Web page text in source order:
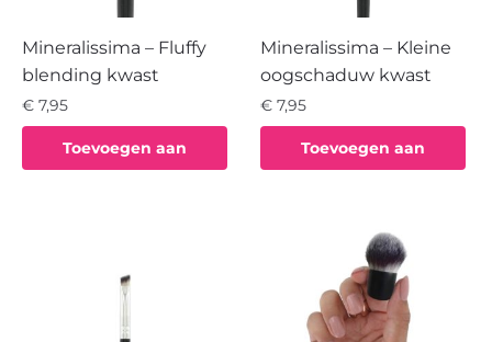
Mineralissima – Fluffy
blending kwast
€ 7,95
Toevoegen aan
Mineralissima – Kleine
oogschaduw kwast
€ 7,95
Toevoegen aan